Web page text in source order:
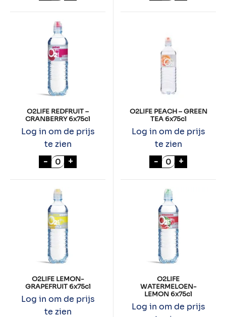
O2LIFE REDFRUIT –
CRANBERRY 6x75cl
Log in om de prijs
te zien
- O2LIFE REDFRUIT - CRANBERRY 6x75cl
+
O2LIFE PEACH – GREEN
TEA 6x75cl
Log in om de prijs
te zien
- O2LIFE
+
O2LIFE LEMON-
GRAPEFRUIT 6x75cl
Log in om de prijs
te zien
O2LIFE
WATERMELOEN-
LEMON 6x75cl
Log in om de prijs